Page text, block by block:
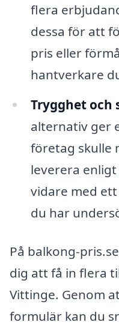
flera
dessa för att
pris eller
hantverkare
Trygghet och
alternativ ger
företag skulle
leverera
vidare med
du har
På balkong-
dig att få in flera
Vittinge. Genom
formulär kan du